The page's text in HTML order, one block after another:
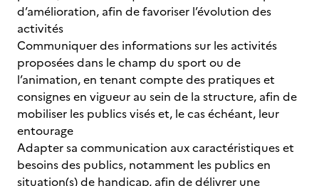
d’amélioration, afin de favoriser l’évolution des
activités
Communiquer des informations sur les activités
proposées dans le champ du sport ou de
l’animation, en tenant compte des pratiques et
consignes en vigueur au sein de la structure, afin de
mobiliser les publics visés et, le cas échéant, leur
entourage
Adapter sa communication aux caractéristiques et
besoins des publics, notamment les publics en
situation(s) de handicap, afin de délivrer une